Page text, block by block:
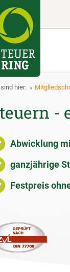
hier:
-
Abwicklung
ganzjährige
Festpreis